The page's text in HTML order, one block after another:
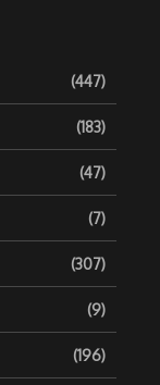
(447)
(183)
(47)
(7)
(307)
(9)
(196)